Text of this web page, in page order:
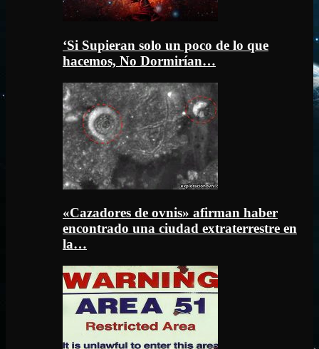
‘Si Supieran solo un poco de lo que
hacemos, No Dormirían…
«Cazadores de ovnis» afirman haber
encontrado una ciudad extraterrestre en
la…